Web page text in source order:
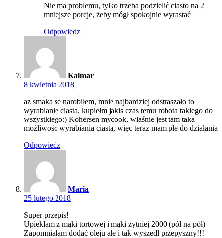
Nie ma problemu, tylko trzeba podzielić ciasto na 2
mniejsze porcje, żeby mógł spokojnie wyrastać
Odpowiedz
Kalmar
8 kwietnia 2018
az smaka se narobiłem, mnie najbardziej odstraszało to
wyrabianie ciasta, kupiełm jakis czas temu robota takiego do
wszystkiego:) Kohersen mycook, właśnie jest tam taka
możliwość wyrabiania ciasta, więc teraz mam ple do działania
Odpowiedz
Maria
25 lutego 2018
Super przepis!
Upiekłam z mąki tortowej i mąki żytniej 2000 (pół na pół)
Zapomniałam dodać oleju ale i tak wyszedł przepyszny!!!